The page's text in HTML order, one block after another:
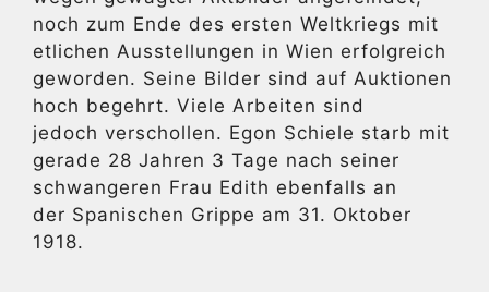
noch zum Ende des ersten Weltkriegs mit
etlichen Ausstellungen in Wien erfolgreich
geworden. Seine Bilder sind auf Auktionen
hoch begehrt. Viele Arbeiten sind
jedoch verschollen. Egon Schiele starb mit
gerade 28 Jahren 3 Tage nach seiner
schwangeren Frau Edith ebenfalls an
der Spanischen Grippe am 31. Oktober
1918.